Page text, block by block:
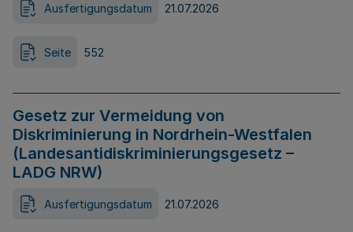
Ausfertigungsdatum 21.07.2026
Seite 552
Gesetz zur Vermeidung von
Diskriminierung in Nordrhein-Westfalen
(Landesantidiskriminierungsgesetz –
LADG NRW)
Ausfertigungsdatum 21.07.2026